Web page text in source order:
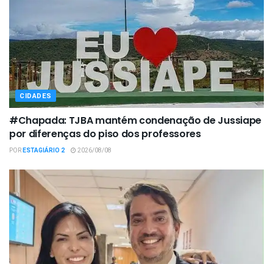
CIDADES
#Chapada: TJBA mantém condenação de Jussiape
por diferenças do piso dos professores
PORESTAGIÁRIO 2 2026/08/08